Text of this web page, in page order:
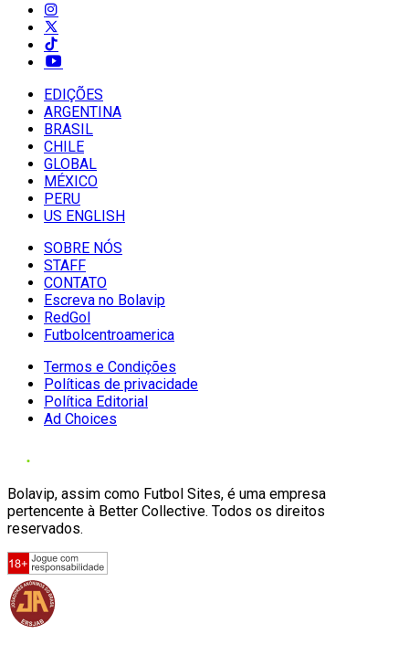
EDIÇÕES
ARGENTINA
BRASIL
CHILE
GLOBAL
MÉXICO
PERU
US ENGLISH
SOBRE NÓS
STAFF
CONTATO
Escreva no Bolavip
RedGol
Futbolcentroamerica
Termos e Condições
Políticas de privacidade
Política Editorial
Ad Choices
Bolavip, assim como Futbol Sites, é uma empresa
pertencente à Better Collective. Todos os direitos
reservados.